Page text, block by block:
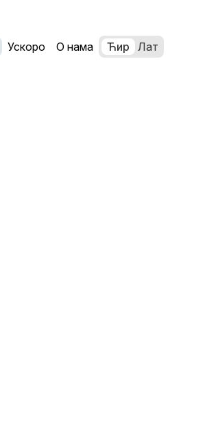
Ускоро О нама Ћир Лат